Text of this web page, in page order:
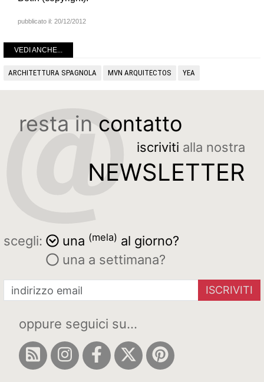
pubblicato il: 20/12/2012
VEDI ANCHE...
ARCHITETTURA SPAGNOLA MVN ARQUITECTOS YEA
resta in contatto
iscriviti alla nostra
NEWSLETTER
scegli: una (mela) al giorno?
una a settimana?
ISCRIVITI
oppure seguici su...